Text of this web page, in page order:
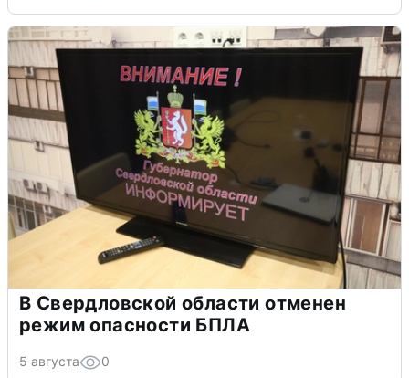
В Свердловской области отменен
режим опасности БПЛА
5 августа 0